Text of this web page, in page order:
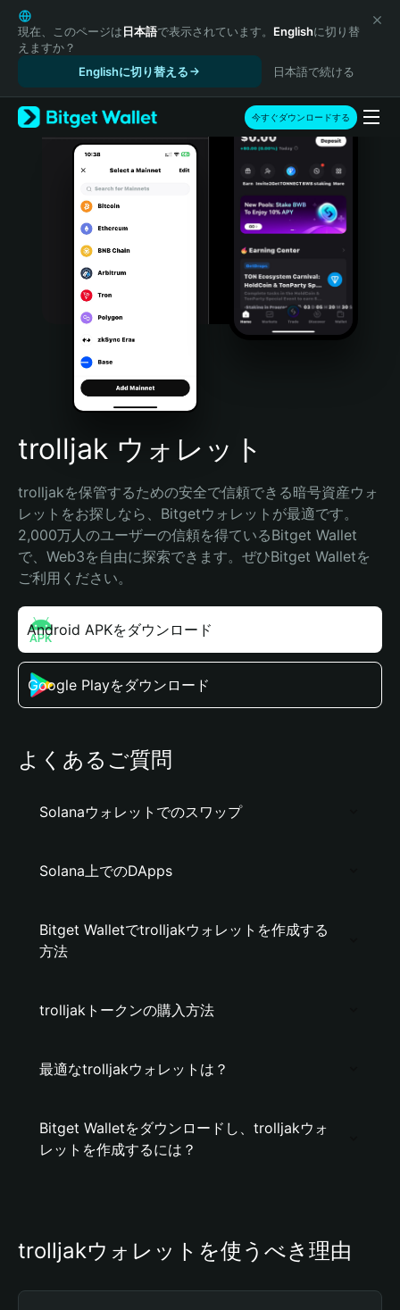
English
日本語
Tiếng Việt
Español (Latinoamérica)
Türkçe
Italiano
Português (Portugal)
Bahasa Indonesia
Português (Brasil)
Español (Argentina)
現在、このページは日本語で表示されています。 Englishに切り替
えますか？
Englishに切り替える
日本語で続ける
今すぐダウンロードする
trolljak ウォレット
trolljakを保管するための安全で信頼できる暗号資産ウォ
レットをお探しなら、Bitgetウォレットが最適です。
2,000万人のユーザーの信頼を得ているBitget Wallet
で、Web3を自由に探索できます。ぜひBitget Walletを
ご利用ください。
Android APKをダウンロード
Google Playをダウンロード
よくあるご質問
Solanaウォレットでのスワップ
Solana上でのDApps
Bitget Walletでtrolljakウォレットを作成する
方法
trolljakトークンの購入方法
最適なtrolljakウォレットは？
Bitget Walletをダウンロードし、trolljakウォ
レットを作成するには？
trolljakウォレットを使うべき理由